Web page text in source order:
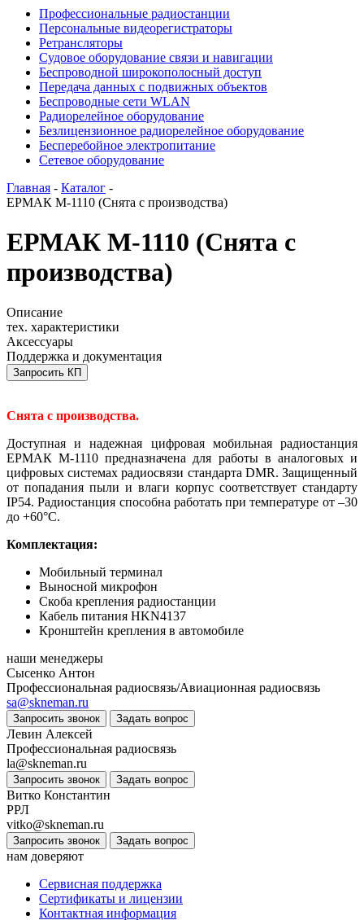
Профессиональные радиостанции
Персональные видеорегистраторы
Ретрансляторы
Судовое оборудование связи и навигации
Беспроводной широкополосный доступ
Передача данных с подвижных объектов
Беспроводные сети WLAN
Радиорелейное оборудование
Безлицензионное радиорелейное оборудование
Бесперебойное электропитание
Сетевое оборудование
Главная - Каталог -
ЕРМАК М-1110 (Снята с производства)
ЕРМАК М-1110 (Снята с
производства)
Описание
тех. характеристики
Аксессуары
Поддержка и документация
Запросить КП
Снята с производства.
Доступная и надежная цифровая мобильная радиостанция
ЕРМАК М-1110 предназначена для работы в аналоговых и
цифровых системах радиосвязи стандарта DMR. Защищенный
от попадания пыли и влаги корпус соответствует стандарту
IP54. Радиостанция способна работать при температуре от –30
до +60°С.
Комплектация:
Мобильный терминал
Выносной микрофон
Скоба крепления радиостанции
Кабель питания HKN4137
Кронштейн крепления в автомобиле
наши менеджеры
Сысенко Антон
Профессиональная радиосвязь/Авиационная радиосвязь
sa@skneman.ru
Запросить звонок Задать вопрос
Левин Алексей
Профессиональная радиосвязь
la@skneman.ru
Запросить звонок Задать вопрос
Витко Константин
РРЛ
vitko@skneman.ru
Запросить звонок Задать вопрос
нам доверяют
Сервисная поддержка
Сертификаты и лицензии
Контактная информация